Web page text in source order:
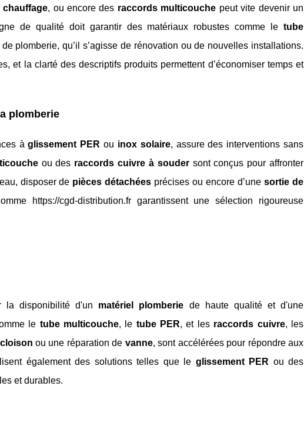
chauffage, ou encore des raccords multicouche peut vite devenir un
de qualité doit garantir des matériaux robustes comme le tube
plomberie, qu’il s’agisse de rénovation ou de nouvelles installations.
et la clarté des descriptifs produits permettent d’économiser temps et
plomberie
àglissement PER ou inox solaire, assure des interventions sans
ou des raccords cuivre à soudersont conçus pour affronter
disposer de pièces détachées précises ou encore d’unesortie de
https://cgd-distribution.fr garantissent une sélection rigoureuse
disponibilité d'un matériel plomberie de haute qualité et d'une
le tube multicouche, le tube PER, et les raccords cuivre, les
ou une réparation de vanne, sont accélérées pour répondre aux
également des solutions telles que le glissement PER ou des
et durables.